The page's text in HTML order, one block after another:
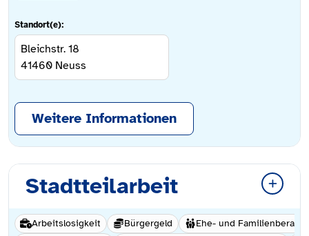
Standort(e):
Bleichstr. 18
41460 Neuss
Weitere Informationen
Stadtteilarbeit
Arbeitslosigkeit Bürgergeld
Ehe- und